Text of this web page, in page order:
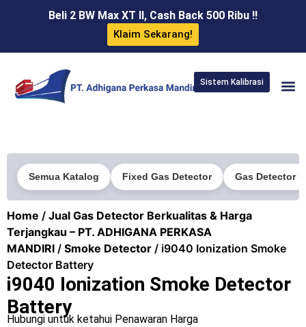
Beli 2 BW Max XT II, Cash Back 500 Ribu !!
Klaim Sekarang!
Sistem Kalibrasi
Semua Katalog Fixed Gas Detector Gas Detector
Home / Jual Gas Detector Berkualitas & Harga
Terjangkau – PT. ADHIGANA PERKASA
MANDIRI / Smoke Detector / i9040 Ionization Smoke
Detector Battery
i9040 Ionization Smoke Detector
Battery
Hubungi untuk ketahui Penawaran Harga